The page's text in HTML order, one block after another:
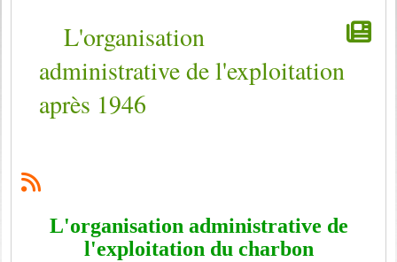
L'organisation
administrative de l'exploitation
après 1946
L'organisation administrative de
l'exploitation du charbon